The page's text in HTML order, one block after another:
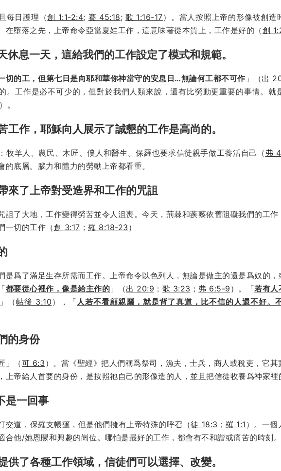
每日護理（創 1:1-2:4; 賽 45:18; 歌 1:16-17）。當人按照上帝的形像被創
在墮落之先，上帝命令亞當夏娃工作，這意味著從本質上，工作是好的（創
休息一天，這給我們的工作設定了模式和規範。
切的工，但第七日是向耶和華你神當守的安息日…無論何工都不可作 」（出
。工作是必不可少的，但對於我們人類來說，還有比勞動更重要的事情。就
。
工作，耶穌向人展示了誠懇的工作是高尚的。
牧羊人、農民、木匠、僕人和醫生。保羅也要求信徒親手做工養活自己（ 弗
的底層。腦力和體力的勞動上帝都看重。
來了上帝對受造界和工作的咒詛
詛了大地，工作變得勞苦並令人沮喪。今天，荊棘和蒺藜依舊阻礙我們的工
一切的工作（創 3:17 ； 羅 8:18-23 ）
是爲了滿足生存所需而工作。上帝命令以色列人，無論是做主的還是爲奴的
都要從心裡作，像是給主作的 」（出 20:9 ； 歌 3:23 ； 弗 6:5-9 ）。「若有人
」（帖後 3:10 ），「 人若不看顧親屬，就是背了真道，比不信的人還不好。
的身份
」（可 6:3 ）。當《聖經》把人們稱爲祭司，漁夫，士兵，商人或稅吏，它
上帝給人首要的身份，是按照祂自己的形像造的人，並且把信徒收養爲神家裡
是一回事
交道，保羅支帳篷，但是他們擁有上帝特殊的呼召（徒 18:3 ；羅 1:1 ）。一個
合他/她恩賜和興趣的崗位。哪怕是最好的工作，都會有不和諧或痛苦的時刻。
供了各種工作領域，信徒們可以選擇、改變。